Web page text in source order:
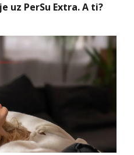
uz PerSu Extra. A ti?